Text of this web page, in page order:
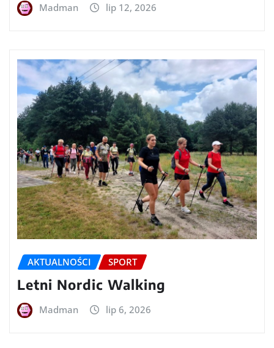
Madman lip 12, 2026
AKTUALNOŚCI SPORT
Letni Nordic Walking
Madman lip 6, 2026